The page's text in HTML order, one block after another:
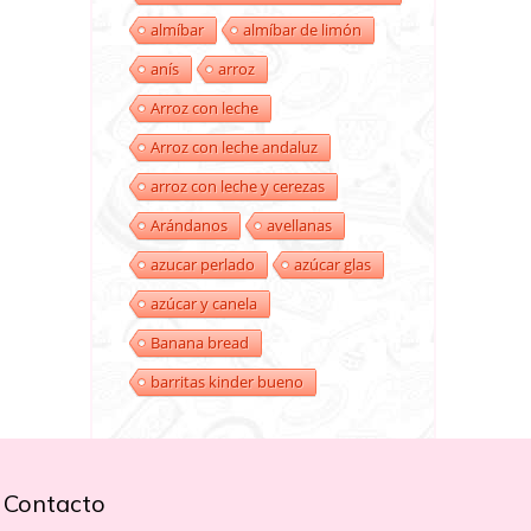
almíbar
almíbar de limón
anís
arroz
Arroz con leche
Arroz con leche andaluz
arroz con leche y cerezas
Arándanos
avellanas
azucar perlado
azúcar glas
azúcar y canela
Banana bread
barritas kinder bueno
Contacto